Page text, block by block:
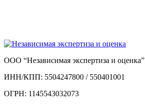
ООО “Независимая экспертиза и оценка”
ИНН/КПП: 5504247800 / 550401001
ОГРН: 1145543032073